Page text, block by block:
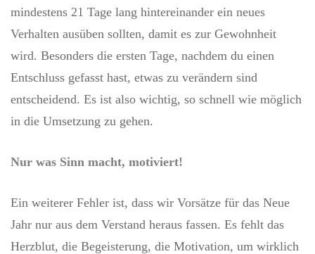
mindestens 21 Tage lang hintereinander ein neues
Verhalten ausüben sollten, damit es zur Gewohnheit
wird. Besonders die ersten Tage, nachdem du einen
Entschluss gefasst hast, etwas zu verändern sind
entscheidend. Es ist also wichtig, so schnell wie möglich
in die Umsetzung zu gehen.
Nur was Sinn macht, motiviert!
Ein weiterer Fehler ist, dass wir Vorsätze für das Neue
Jahr nur aus dem Verstand heraus fassen. Es fehlt das
Herzblut, die Begeisterung, die Motivation, um wirklich